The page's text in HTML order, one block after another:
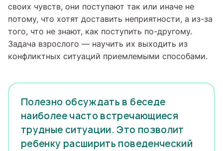
своих чувств, они поступают так или иначе не
потому, что хотят доставить неприятности, а из-за
того, что не знают, как поступить по-другому.
Задача взрослого — научить их выходить из
конфликтных ситуаций приемлемыми способами.
Полезно обсуждать в беседе
наиболее часто встречающиеся
трудные ситуации. Это позволит
ребенку расширить поведенческий